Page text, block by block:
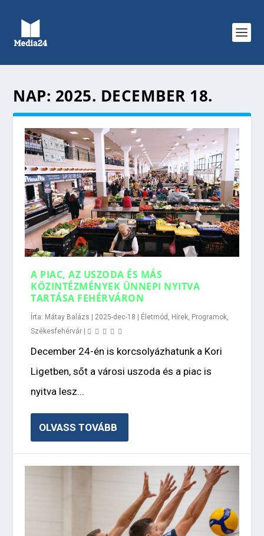
NAP: 2025. DECEMBER 18.
A PIAC, AZ USZODA ÉS MÁS
KÖZINTÉZMÉNYEK ÜNNEPI NYITVA
TARTÁSA FEHÉRVÁRON
Írta: Mátay Balázs | 2025-dec-18 | Életmód Hírek Programok
Székesfehérvár |
December 24-én is korcsolyázhatunk a Kori
Ligetben, sőt a városi uszoda és a piac is
nyitva lesz...
OLVASS TOVÁBB